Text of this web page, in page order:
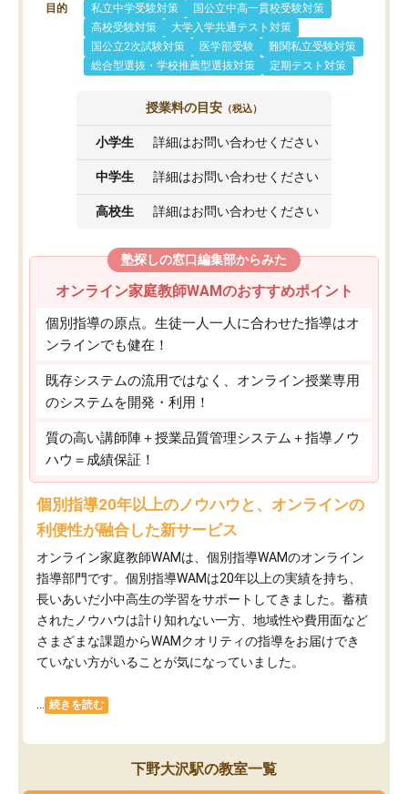
目的 私立中学受験対策
国公立中高一貫校受験対策
高校受験対策
大学入学共通テスト対策
国公立2次試験対策
医学部受験
難関私立受験対策
総合型選抜・学校推薦型選抜対策
定期テスト対策
授業料の目安 （税込）
小学生 詳細はお問い合わせください
中学生 詳細はお問い合わせください
高校生 詳細はお問い合わせください
塾探しの窓口編集部からみた
オンライン家庭教師WAMのおすすめポイント
個別指導の原点。生徒一人一人に合わせた指導はオ
ンラインでも健在！
既存システムの流用ではなく、オンライン授業専用
のシステムを開発・利用！
質の高い講師陣＋授業品質管理システム＋指導ノウ
ハウ＝成績保証！
個別指導20年以上のノウハウと、オンラインの
利便性が融合した新サービス
オンライン家庭教師WAMは、個別指導WAMのオンライン
指導部門です。個別指導WAMは20年以上の実績を持ち、
長いあいだ小中高生の学習をサポートしてきました。蓄積
されたノウハウは計り知れない一方、地域性や費用面など
さまざまな課題からWAMクオリティの指導をお届けでき
ていない方がいることが気になっていました。
続きを読む
下野大沢駅の教室一覧